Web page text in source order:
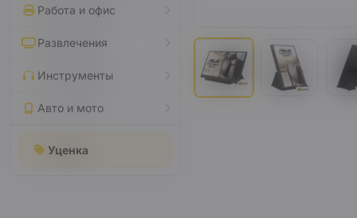
Работа и офис
Развлечения
Инструменты
Авто и мото
Уценка